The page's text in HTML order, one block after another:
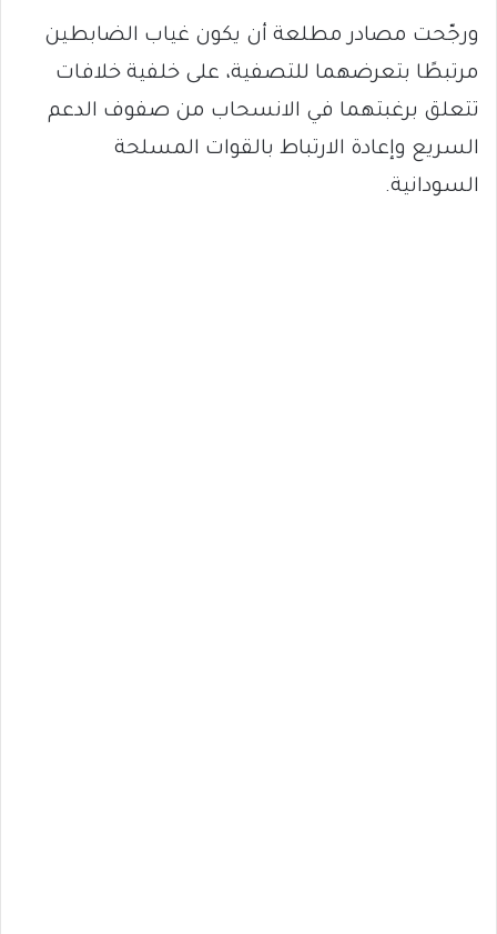
ورجّحت مصادر مطلعة أن يكون غياب الضابطين
مرتبطًا بتعرضهما للتصفية، على خلفية خلافات
تتعلق برغبتهما في الانسحاب من صفوف الدعم
السريع وإعادة الارتباط بالقوات المسلحة
السودانية.